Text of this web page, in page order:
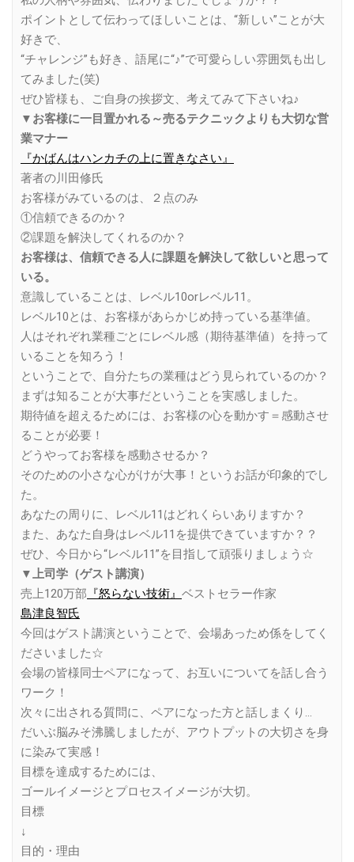
ポイントとして伝わってほしいことは、“新しい”ことが大
好きで、
“チャレンジ”も好き、語尾に“♪”で可愛らしい雰囲気も出し
てみました(笑)
ぜひ皆様も、ご自身の挨拶文、考えてみて下さいね♪
▼お客様に一目置かれる～売るテクニックよりも大切な営
業マナー
『かばんはハンカチの上に置きなさい』
著者の川田修氏
お客様がみているのは、２点のみ
①信頼できるのか？
②課題を解決してくれるのか？
お客様は、信頼できる人に課題を解決して欲しいと思って
いる。
意識していることは、レベル10orレベル11。
レベル10とは、お客様があらかじめ持っている基準値。
人はそれぞれ業種ごとにレベル感（期待基準値）を持って
いることを知ろう！
ということで、自分たちの業種はどう見られているのか？
まずは知ることが大事だということを実感しました。
期待値を超えるためには、お客様の心を動かす＝感動させ
ることが必要！
どうやってお客様を感動させるか？
そのための小さな心がけが大事！というお話が印象的でし
た。
あなたの周りに、レベル11はどれくらいありますか？
また、あなた自身はレベル11を提供できていますか？？
ぜひ、今日から“レベル11”を目指して頑張りましょう☆
▼上司学（ゲスト講演）
売上120万部 『怒らない技術』 ベストセラー作家
島津良智氏
今回はゲスト講演ということで、会場あっため係をしてく
ださいました☆
会場の皆様同士ペアになって、お互いについてを話し合う
ワーク！
次々に出される質問に、ペアになった方と話しまくり…
だいぶ脳みそ沸騰しましたが、アウトプットの大切さを身
に染みて実感！
目標を達成するためには、
ゴールイメージとプロセスイメージが大切。
目標
↓
目的・理由